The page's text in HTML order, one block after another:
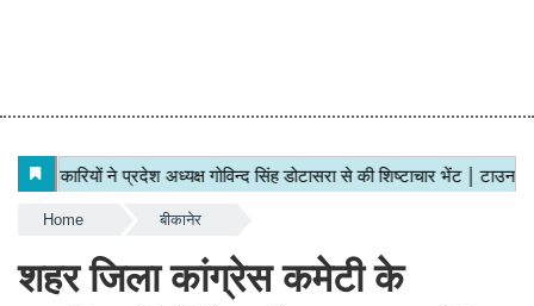
Home बीकानेर
शहर जिला कांग्रेस कमेटी के